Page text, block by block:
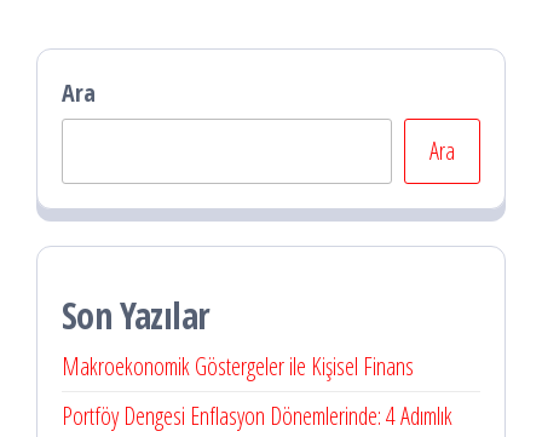
Ara
Ara
Son Yazılar
Makroekonomik Göstergeler ile Kişisel Finans
Portföy Dengesi Enflasyon Dönemlerinde: 4 Adımlık